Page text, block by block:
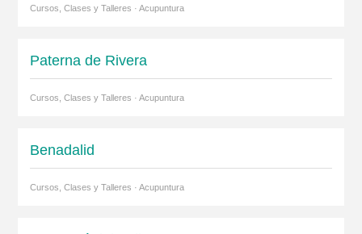
Cursos, Clases y Talleres · Acupuntura
Paterna de Rivera
Cursos, Clases y Talleres · Acupuntura
Benadalid
Cursos, Clases y Talleres · Acupuntura